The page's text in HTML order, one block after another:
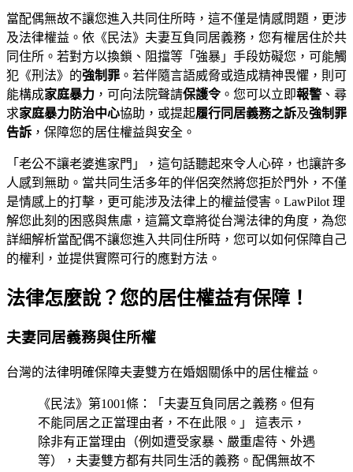
當配偶無故不讓您進入共同住所時，這不僅是情感問題，更涉
及法律權益。依《民法》夫妻互負同居義務，您有權居住於共
同住所。若對方以換鎖、阻擋等「強暴」手段妨礙您，可能觸
犯《刑法》的強制罪 。若伴隨言語威脅或造成精神畏懼，則可
能構成家庭暴力 ，可向法院聲請保護令 。您可以立即報警 、尋
求家庭暴力防治中心協助，或提起履行同居義務之訴及強制罪
告訴 ，保障您的居住權益與安全。
「老公不讓老婆進家門」，這句話聽起來令人心碎，也讓許多
人感到無助。當共同生活多年的伴侶突然將您拒於門外，不僅
是情感上的打擊，更可能涉及法律上的權益侵害。LawPilot 理
解您此刻的困惑與焦慮，這篇文章將從台灣法律的角度，為您
詳細解析當配偶不讓您進入共同住所時，您可以如何保障自己
的權利，並提供實際可行的應對方法。
法律怎麼說？您的居住權益有保障！
夫妻同居義務與住所權
台灣的法律明確保障夫妻雙方在婚姻關係中的居住權益。
《民法》第1001條：「夫妻互負同居之義務。但有
不能同居之正當理由者，不在此限。」 這表示，
除非有正當理由（例如遭受家暴、嚴重虐待、外遇
等），夫妻雙方都有共同生活的義務。配偶無故不